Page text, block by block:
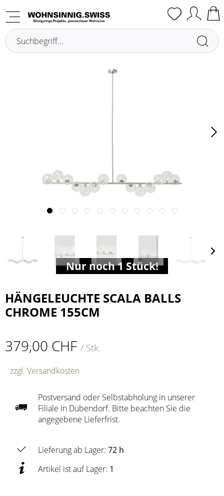
Übersicht
Nur noch 1 Stück!
HÄNGELEUCHTE SCALA BALLS
CHROME 155CM
379,00 CHF / Stk.
zzgl. Versandkosten
Postversand oder Selbstabholung in unserer
Filiale in Dübendorf. Bitte beachten Sie die
angegebene Lieferfrist.
Lieferung ab Lager: 72 h
Artikel ist auf Lager: 1